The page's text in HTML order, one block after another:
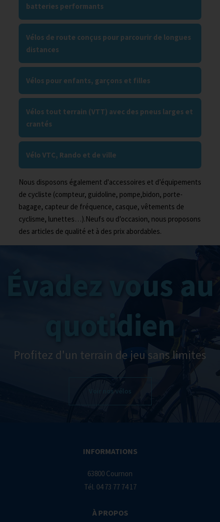
batteries performants
Vélos de route conçus pour parcourir de longues
distances
Vélos pour enfants, garçons et filles
Vélos tout terrain (VTT) avec des pneus larges et
crantés
Vélo VTC, Rando et de ville
Nous disposons également d'accessoires et d’équipements
de cycliste (compteur, guidoline, pompe,bidon, porte-
bagage, capteur de fréquence, casque, vêtements de
cyclisme, lunettes…).Neufs ou d’occasion, nous proposons
des articles de qualité et à des prix abordables.
Évadez vous au
quotidien
Profitez d'un terrain de jeu sans limites
Voir nos vélos
INFORMATIONS
63800 Cournon
Tél. 04 73 77 74 17
À PROPOS